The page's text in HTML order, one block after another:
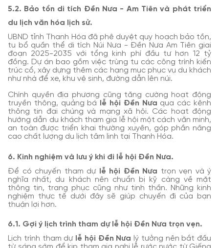
5.2. Bảo tồn di tích Đền Nưa - Am Tiên và phát triển
du lịch văn hóa lịch sử.
UBND tỉnh Thanh Hóa đã phê duyệt quy hoạch bảo tồn,
tu bổ quần thể di tích Núi Nưa - Đền Nưa Am Tiên giai
đoạn 2025-2035 với tổng kinh phí đầu tư hơn 12 tỷ
đồng. Dự án bao gồm việc trùng tu các công trình kiến
trúc cổ, xây dựng thêm các hạng mục phục vụ du khách
như nhà để xe, khu vệ sinh, đường dẫn lên núi.
Chính quyền địa phương cũng tăng cường hoạt động
truyền thông, quảng bá
lễ hội Đền Nưa qua các kênh
thông tin đại chúng và mạng xã hội. Các hoạt động
hướng dẫn du khách tham gia lễ hội một cách văn minh,
an toàn được triển khai thường xuyên, góp phần nâng
cao chất lượng du lịch tâm linh tại Thanh Hóa.
6. Kinh nghiệm và lưu ý khi đi lễ hội Đền Nưa.
Để có chuyến tham dự
lễ hội Đền Nưa trọn vẹn và ý
nghĩa nhất, du khách nên chuẩn bị kỹ càng về mặt
thông tin, trang phục cũng như tinh thần. Những kinh
nghiệm thực tế dưới đây sẽ giúp chuyến đi của bạn
thuận lợi hơn.
6.1. Gợi ý lịch trình tham dự lễ hội Đền Nưa trọn vẹn.
Lịch trình tham dự lễ hội Đền Nưa lý tưởng nên bắt đầu